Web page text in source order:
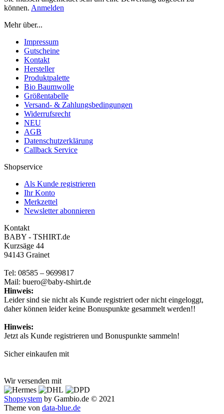
können. Anmelden
Mehr über...
Impressum
Gutscheine
Kontakt
Hersteller
Produktpalette
Bio Baumwolle
Größentabelle
Versand- & Zahlungsbedingungen
Widerrufsrecht
NEU
AGB
Datenschutzerklärung
Callback Service
Shopservice
Als Kunde registrieren
Ihr Konto
Merkzettel
Newsletter abonnieren
Kontakt
BABY - TSHIRT.de
Kurzsäge 44
94143 Grainet
Tel: 08585 – 9699817
Mail: buero@baby-tshirt.de
Hinweis:
Leider sind sie nicht als Kunde registriert oder nicht eingeloggt,
daher können leider keine Bonuspunkte gesammelt werden!!
Hinweis:
Jetzt als Kunde registrieren und Bonuspunkte sammeln!
Sicher einkaufen mit
Wir versenden mit
Shopsystem by Gambio.de © 2021
Theme von data-blue.de